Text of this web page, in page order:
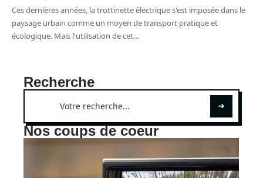
Ces dernières années, la trottinette électrique s'est imposée dans le
paysage urbain comme un moyen de transport pratique et
écologique. Mais l'utilisation de cet…
Recherche
Nos coups de coeur